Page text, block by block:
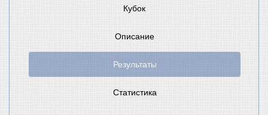
Кубок
Описание
Результаты
Статистика